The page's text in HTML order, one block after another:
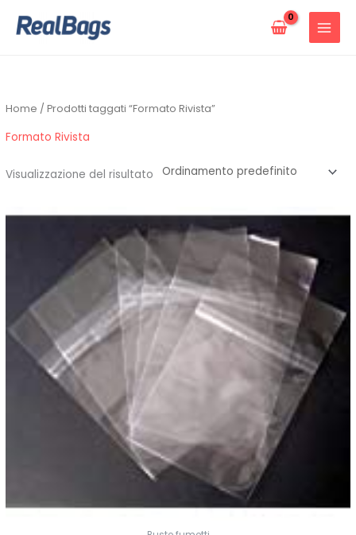
Home / Prodotti taggati “Formato Rivista”
Formato Rivista
Visualizzazione del risultato